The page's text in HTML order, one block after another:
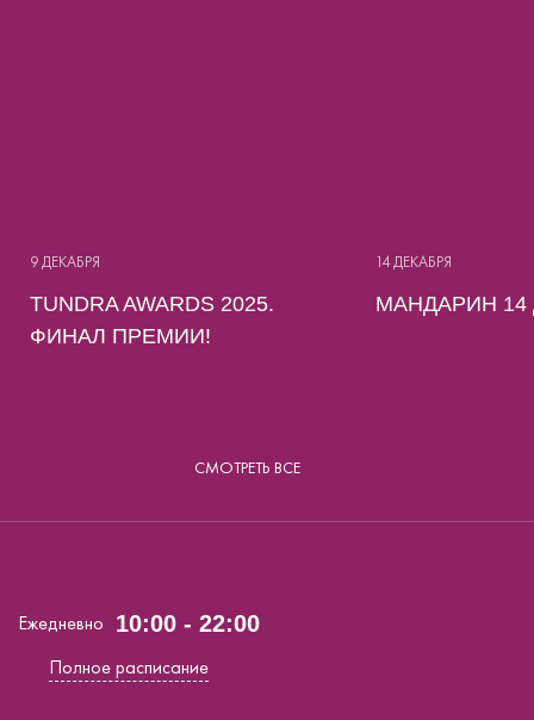
9 ДЕКАБРЯ
TUNDRA AWARDS 2025.
ФИНАЛ ПРЕМИИ!
14 ДЕКАБРЯ
МАНДАРИН 14
СМОТРЕТЬ ВСЕ
Ежедневно 10:00 - 22:00
Полное расписание